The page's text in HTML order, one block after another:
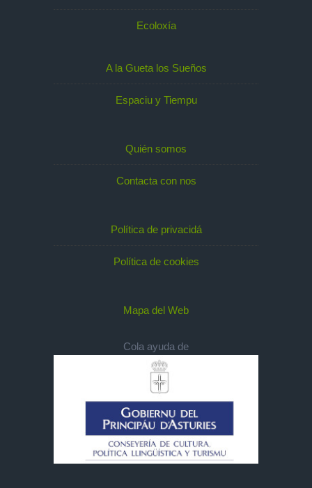
Ecoloxía
A la Gueta los Sueños
Espaciu y Tiempu
Quién somos
Contacta con nos
Política de privacidá
Política de cookies
Mapa del Web
Cola ayuda de